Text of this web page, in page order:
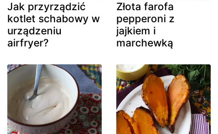
Jak przyrządzić
kotlet schabowy w
urządzeniu
airfryer?
Złota farofa
pepperoni z
jajkiem i
marchewką